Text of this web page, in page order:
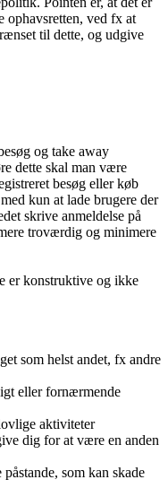
ophavsretten, ved fx at
til dette, og udgive
og take away
dette skal man være
besøg eller køb
kun at lade brugere der
skrive anmeldelse på
troværdig og minimere
er konstruktive og ikke
som helst andet, fx andre
eller fornærmende
aktiviteter
dig for at være en anden
som kan skade